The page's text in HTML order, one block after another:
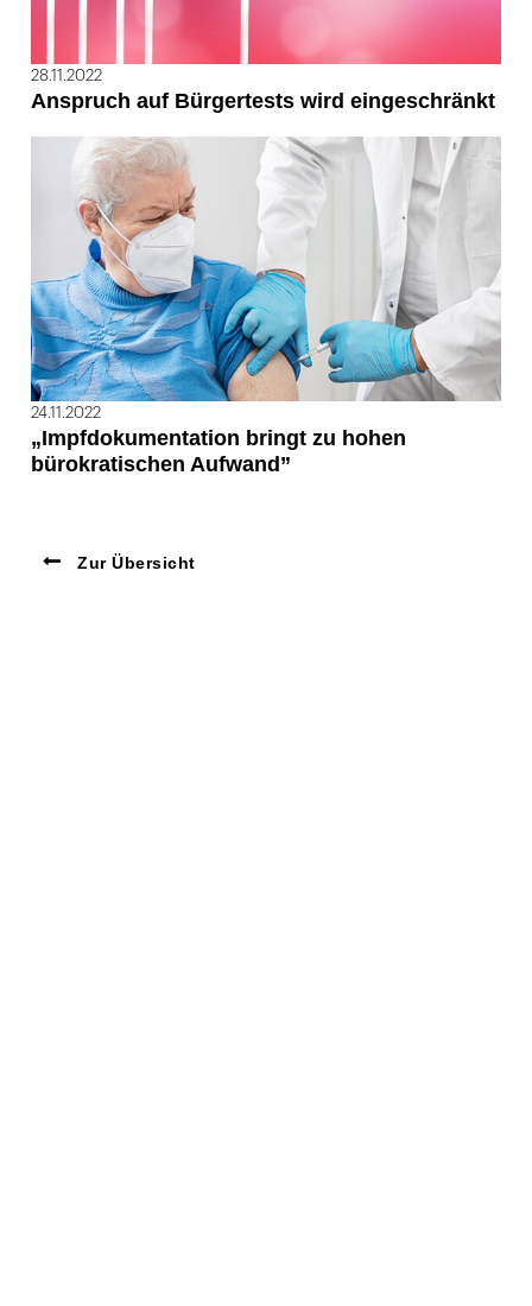
28.11.2022
Anspruch auf Bürgertests wird eingeschränkt
24.11.2022
„Impfdokumentation bringt zu hohen
bürokratischen Aufwand”
Zur Übersicht